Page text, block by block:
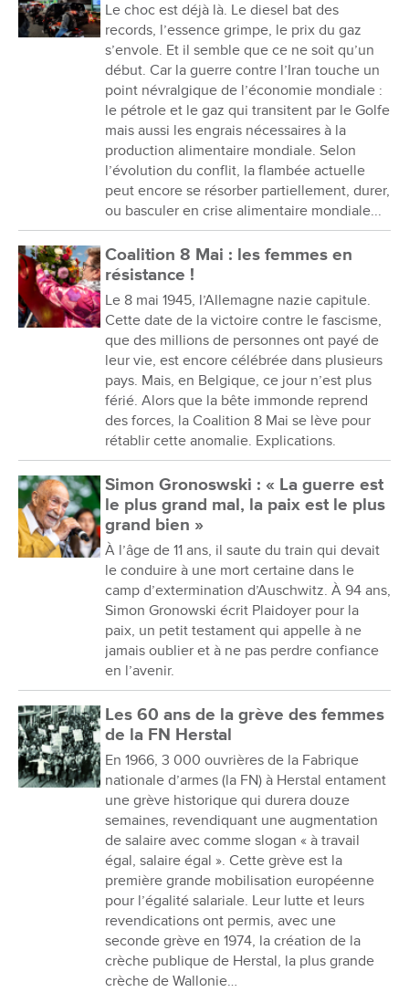
Le choc est déjà là. Le diesel bat des
records, l’essence grimpe, le prix du gaz
s’envole. Et il semble que ce ne soit qu’un
début. Car la guerre contre l’Iran touche un
point névralgique de l’économie mondiale :
le pétrole et le gaz qui transitent par le Golfe
mais aussi les engrais nécessaires à la
production alimentaire mondiale. Selon
l’évolution du conflit, la flambée actuelle
peut encore se résorber partiellement, durer,
ou basculer en crise alimentaire mondiale...
Coalition 8 Mai : les femmes en
résistance !
Le 8 mai 1945, l’Allemagne nazie capitule.
Cette date de la victoire contre le fascisme,
que des millions de personnes ont payé de
leur vie, est encore célébrée dans plusieurs
pays. Mais, en Belgique, ce jour n’est plus
férié. Alors que la bête immonde reprend
des forces, la Coalition 8 Mai se lève pour
rétablir cette anomalie. Explications.
Simon Gronoswski : « La guerre est
le plus grand mal, la paix est le plus
grand bien »
À l’âge de 11 ans, il saute du train qui devait
le conduire à une mort certaine dans le
camp d’extermination d’Auschwitz. À 94 ans,
Simon Gronowski écrit Plaidoyer pour la
paix, un petit testament qui appelle à ne
jamais oublier et à ne pas perdre confiance
en l’avenir.
Les 60 ans de la grève des femmes
de la FN Herstal
En 1966, 3 000 ouvrières de la Fabrique
nationale d’armes (la FN) à Herstal entament
une grève historique qui durera douze
semaines, revendiquant une augmentation
de salaire avec comme slogan « à travail
égal, salaire égal ». Cette grève est la
première grande mobilisation européenne
pour l’égalité salariale. Leur lutte et leurs
revendications ont permis, avec une
seconde grève en 1974, la création de la
crèche publique de Herstal, la plus grande
crèche de Wallonie…